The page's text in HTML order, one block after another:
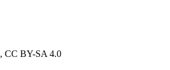
, CC BY-SA 4.0